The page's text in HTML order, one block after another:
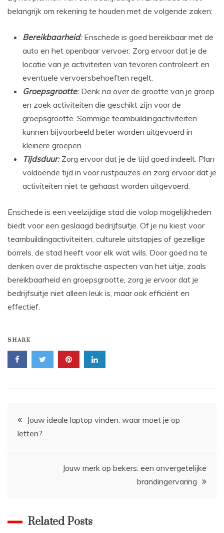
belangrijk om rekening te houden met de volgende zaken:
Bereikbaarheid:Enschede is goed bereikbaar met de
auto en het openbaar vervoer. Zorg ervoor dat je de
locatie van je activiteiten van tevoren controleert en
eventuele vervoersbehoeften regelt.
Groepsgrootte:Denk na over de grootte van je groep
en zoek activiteiten die geschikt zijn voor de
groepsgrootte. Sommige teambuildingactiviteiten
kunnen bijvoorbeeld beter worden uitgevoerd in
kleinere groepen.
Tijdsduur:Zorg ervoor dat je de tijd goed indeelt. Plan
voldoende tijd in voor rustpauzes en zorg ervoor dat je
activiteiten niet te gehaast worden uitgevoerd.
Enschede is een veelzijdige stad die volop mogelijkheden
biedt voor een geslaagd bedrijfsuitje. Of je nu kiest voor
teambuildingactiviteiten, culturele uitstapjes of gezellige
borrels, de stad heeft voor elk wat wils. Door goed na te
denken over de praktische aspecten van het uitje, zoals
bereikbaarheid en groepsgrootte, zorg je ervoor dat je
bedrijfsuitje niet alleen leuk is, maar ook efficiënt en
effectief.
SHARE
Bericht
navigatie
Jouw ideale laptop vinden: waar moet je op
letten?
Jouw merk op bekers: een onvergetelijke
brandingervaring
Related Posts